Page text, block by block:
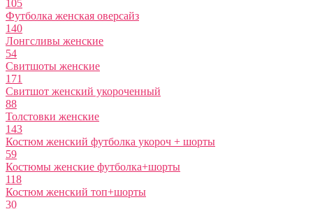
105
Футболка женская оверсайз
140
Лонгсливы женские
54
Свитшоты женские
171
Свитшот женский укороченный
88
Толстовки женские
143
Костюм женский футболка укороч + шорты
59
Костюмы женские футболка+шорты
118
Костюм женский топ+шорты
30